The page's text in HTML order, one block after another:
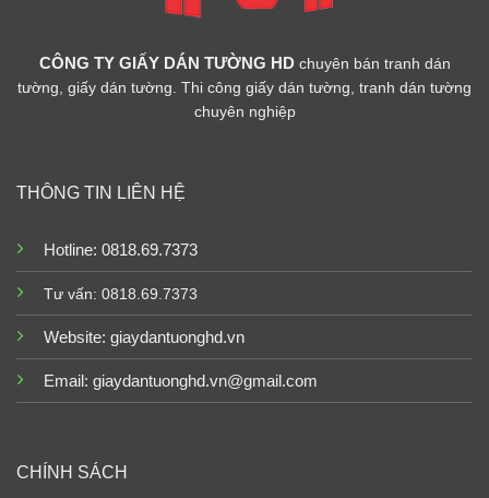
CÔNG TY GIẤY DÁN TƯỜNG HD chuyên bán tranh dán
tường, giấy dán tường. Thi công giấy dán tường, tranh dán tường
chuyên nghiệp
THÔNG TIN LIÊN HỆ
Hotline: 0818.69.7373
Tư vấn: 0818.69.7373
Website: giaydantuonghd.vn
Email: giaydantuonghd.vn@gmail.com
CHÍNH SÁCH